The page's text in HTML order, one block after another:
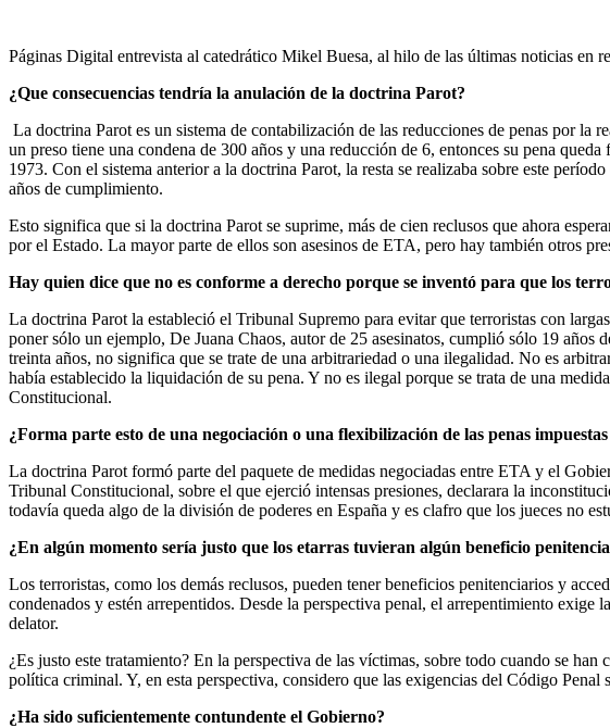
Páginas Digital entrevista al catedrático Mikel Buesa, al hilo de las últimas noticias en
¿Que consecuencias tendría la anulación de la doctrina Parot?
La doctrina Parot es un sistema de contabilización de las reducciones de penas por la
un preso tiene una condena de 300 años y una reducción de 6, entonces su pena
1973. Con el sistema anterior a la doctrina Parot, la resta se realizaba sobre este
años de cumplimiento.
Esto significa que si la doctrina Parot se suprime, más de cien reclusos que ahora
por el Estado. La mayor parte de ellos son asesinos de ETA, pero hay también otros
Hay quien dice que no es conforme a derecho porque se inventó para que los
La doctrina Parot la estableció el Tribunal Supremo para evitar que terroristas con
poner sólo un ejemplo, De Juana Chaos, autor de 25 asesinatos, cumplió sólo 19 años
treinta años, no significa que se trate de una arbitrariedad o una ilegalidad. No es
había establecido la liquidación de su pena. Y no es ilegal porque se trata de una
Constitucional.
¿Forma parte esto de una negociación o una flexibilización de las penas
La doctrina Parot formó parte del paquete de medidas negociadas entre ETA y el
Tribunal Constitucional, sobre el que ejerció intensas presiones, declarara la
todavía queda algo de la división de poderes en España y es clafro que los jueces no
¿En algún momento sería justo que los etarras tuvieran algún beneficio
Los terroristas, como los demás reclusos, pueden tener beneficios penitenciarios y
condenados y estén arrepentidos. Desde la perspectiva penal, el arrepentimiento
delator.
¿Es justo este tratamiento? En la perspectiva de las víctimas, sobre todo cuando se
política criminal. Y, en esta perspectiva, considero que las exigencias del Código Penal
¿Ha sido suficientemente contundente el Gobierno?